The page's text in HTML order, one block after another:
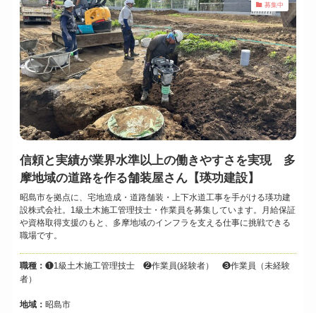
募集中
信頼と実績が業界水準以上の働きやすさを実現 多
摩地域の道路を作る舗装屋さん【瑛功建設】
昭島市を拠点に、宅地造成・道路舗装・上下水道工事を手がける瑛功建
設株式会社。1級土木施工管理技士・作業員を募集しています。月給保証
や資格取得支援のもと、多摩地域のインフラを支える仕事に挑戦できる
職場です。
職種： ❶1級土木施工管理技士 ❷作業員(経験者） ❸作業員（未経験
者）
地域： 昭島市